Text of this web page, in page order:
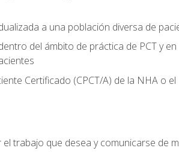
a una población diversa de
del ámbito de práctica de PCT y en
Certificado (CPCT/A) de la NHA o el
trabajo que desea y comunicarse de